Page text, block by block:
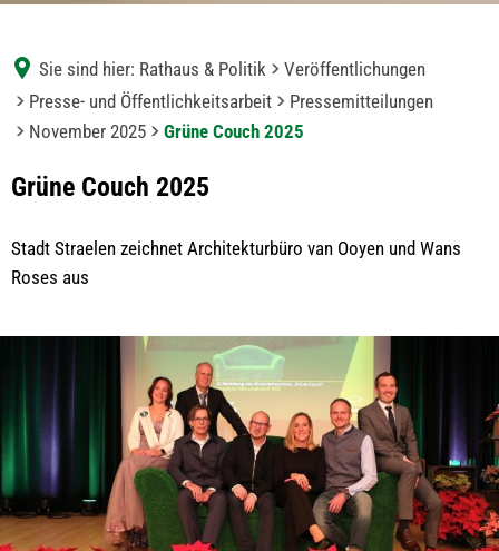
Sie sind hier: Rathaus & Politik
Veröffentlichungen
Presse- und Öffentlichkeitsarbeit
Pressemitteilungen
November 2025
Grüne Couch 2025
Grüne Couch 2025
Stadt Straelen zeichnet Architekturbüro van Ooyen und Wans
Roses aus